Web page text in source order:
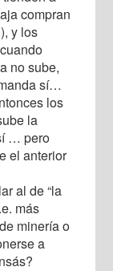
compran
y los
no sube,
sí…
los
la
… pero
el anterior
al de “la
más
minería o
a